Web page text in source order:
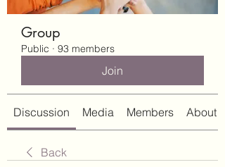
Group
Public · 93 members
Join
Discussion Media Members About
Back